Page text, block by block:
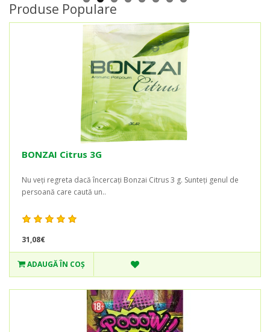
Produse Populare
BONZAI Citrus 3G
Nu veți regreta dacă încercați Bonzai Citrus 3 g. Sunteți genul de
persoană care caută un..
31,08€
ADAUGĂ ÎN COŞ